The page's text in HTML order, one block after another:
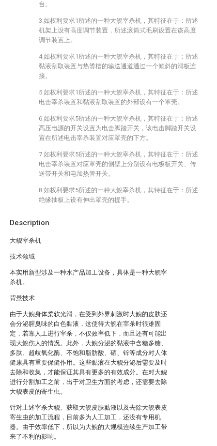
Description
大鲵宰杀机
技术领域
本实用新型涉及一种水产品加工设备，具体是一种大鲵宰
杀机。
背景技术
由于大鲵身体柔软光滑，在受到外界刺激时大鲵的皮肤还
会分泌腥臭味的白色黏液，这使得大鲵在宰杀时很难固
定，若靠人工进行宰杀，不仅效率低下，而且还有可能出
现大鲵伤人的情况。此外，大鲵分泌的黏液中含糖多糖、
多肽、超歧氧化酶、不饱和脂肪酸、硒、锌等成分对人体
健康具有重要保健作用。这些黏液在大鲵分泌后需要及时
去除和收集，才能保证其具有更多的有效成分。在对大鲵
进行分割加工之前，出于对卫生方面的考虑，还需要去除
大鲵表皮的寄生虫。
针对上述宰杀大鲵、获取大鲵皮肤黏液以及去除大鲵表皮
寄生虫的加工流程，目前多为人工加工，还没有专用机
器。由于效率低下，所以为大鲵的大规模连续生产加工带
来了不利的影响。
台。
3.如权利要求1所述的一种大鲵宰杀机，其特征在于：所述
机架上设有高度调节装置，所述滚筒式毛刷设置在该高度
调节装置上。
4.如权利要求1所述的一种大鲵宰杀机，其特征在于：所述
黏液刮取装置与热烫槽的输送通道通过一个倾斜的滑板连
接。
5.如权利要求1所述的一种大鲵宰杀机，其特征在于：所述
电击宰杀装置和黏液刮取装置的外部设有一个罩壳。
6.如权利要求5所述的一种大鲵宰杀机，其特征在于：所述
高压电源的开关设置为电击脚踏开关，该电击脚踏开关设
置在所述电击宰杀装置对应罩壳的下方。
7.如权利要求5所述的一种大鲵宰杀机，其特征在于：所述
电击宰杀装置对应罩壳的侧壁上分别设有电极板开关、传
送带开关和电加热管开关。
8.如权利要求5所述的一种大鲵宰杀机，其特征在于：所述
绝缘抽板上设有伸出罩壳的提手。